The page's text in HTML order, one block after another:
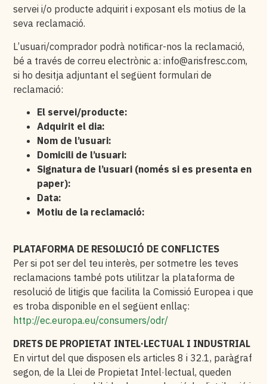
servei i/o producte adquirit i exposant els motius de la
seva reclamació.
L’usuari/comprador podrà notificar-nos la reclamació,
bé a través de correu electrònic a:info@arisfresc.com,
si ho desitja adjuntant el següent formulari de
reclamació:
El servei/producte:
Adquirit el dia:
Nom de l’usuari:
Domicili de l’usuari:
Signatura de l’usuari (només si es presenta en
paper):
Data:
Motiu de la reclamació:
PLATAFORMA DE RESOLUCIÓ DE CONFLICTES
Per si pot ser del teu interès, per sotmetre les teves
reclamacions també pots utilitzar la plataforma de
resolució de litigis que facilita la Comissió Europea i que
es troba disponible en el següent enllaç:
http://ec.europa.eu/consumers/odr/
DRETS DE PROPIETAT INTEL·LECTUAL I INDUSTRIAL
En virtut del que disposen els articles 8 i 32.1, paràgraf
segon, de la Llei de Propietat Intel·lectual, queden